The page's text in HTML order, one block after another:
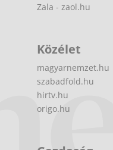
Zala - zaol.hu
Közélet
magyarnemzet.hu
szabadfold.hu
hirtv.hu
origo.hu